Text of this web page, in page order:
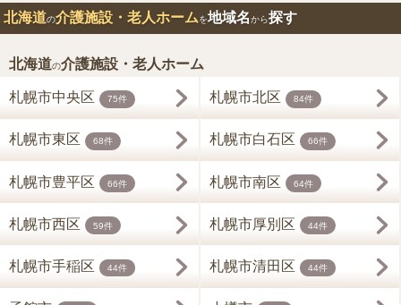
北海道の介護施設・老人ホームを地域名から探す
北海道の介護施設・老人ホーム
札幌市中央区 75件 札幌市北区 84件
札幌市東区 68件 札幌市白石区 66件
札幌市豊平区 66件 札幌市南区 64件
札幌市西区 59件 札幌市厚別区 44件
札幌市手稲区 44件 札幌市清田区 44件